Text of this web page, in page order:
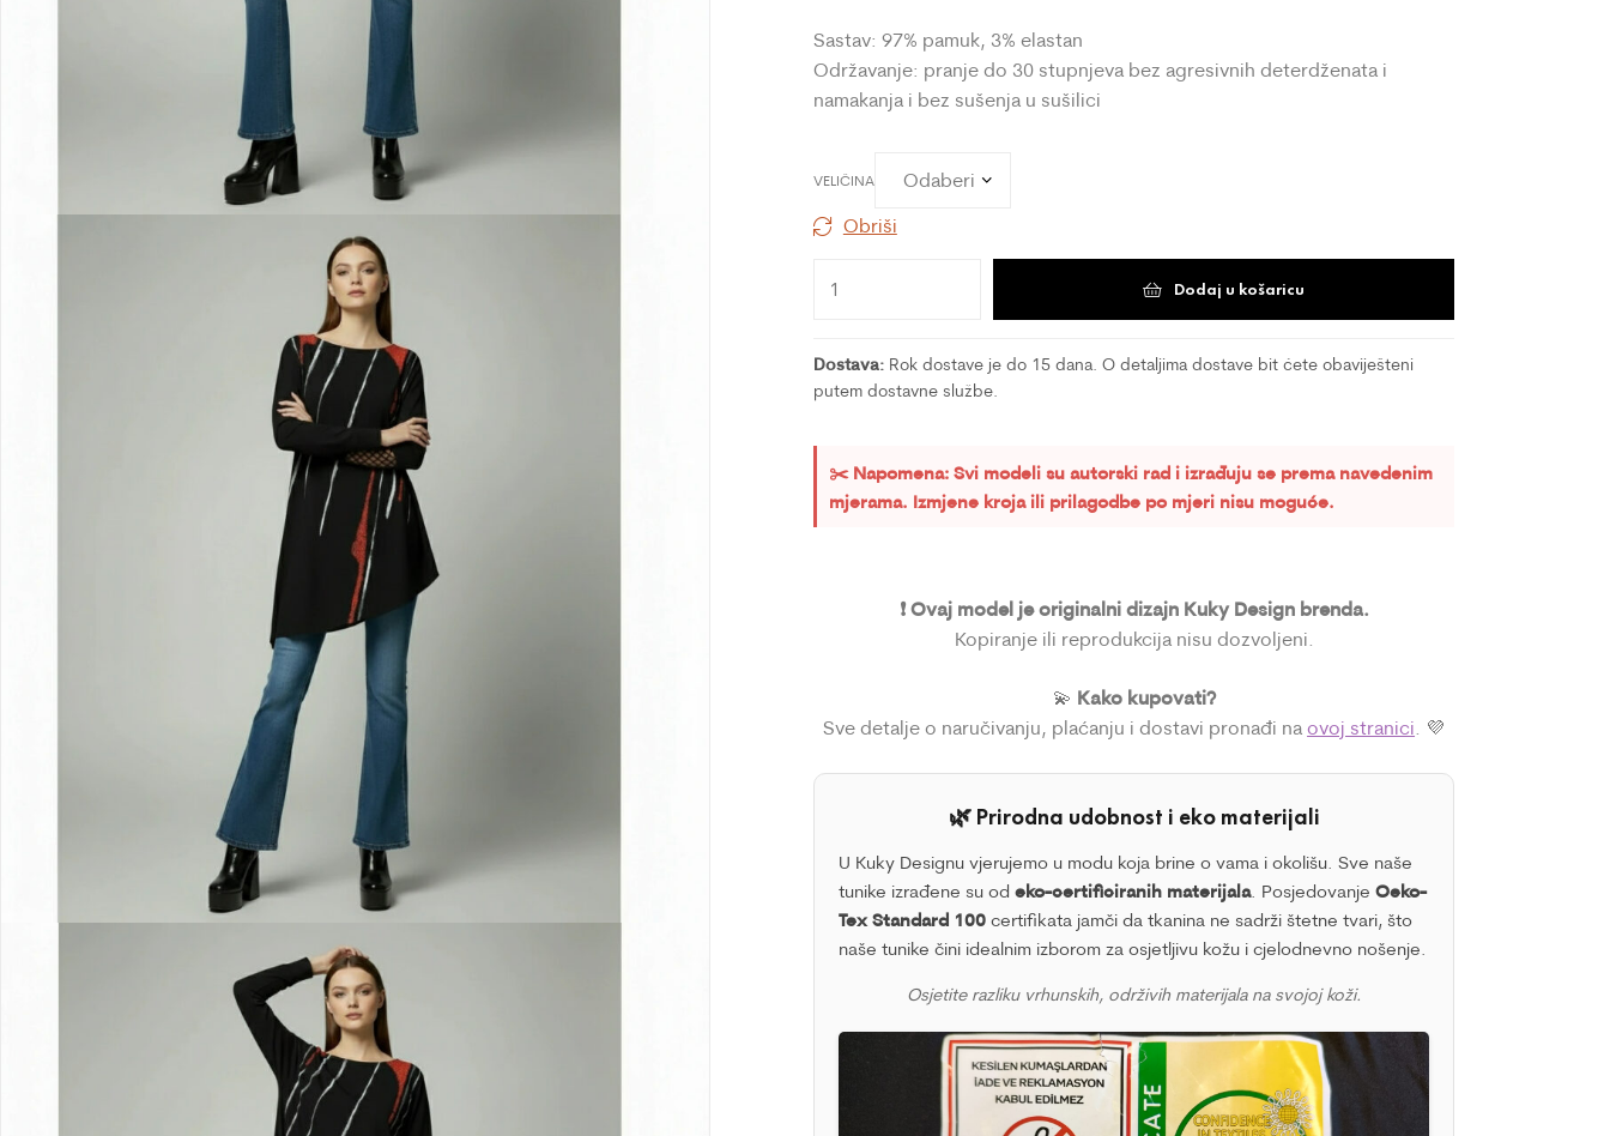
Sastav: 97% pamuk, 3% elastan
Održavanje: pranje do 30 stupnjeva bez agresivnih deterdženata i
namakanja i bez sušenja u sušilici
VELIČINA
Obriši
Dodaj u košaricu
Dostava: Rok dostave je do 15 dana. O detaljima dostave bit ćete obaviješteni
putem dostavne službe.
✂️ Napomena: Svi modeli su autorski rad i izrađuju se prema navedenim
mjerama. Izmjene kroja ili prilagodbe po mjeri nisu moguće.
❗ Ovaj model je originalni dizajn Kuky Design brenda.
Kopiranje ili reprodukcija nisu dozvoljeni.
💫 Kako kupovati?
Sve detalje o naručivanju, plaćanju i dostavi pronađi naovoj stranici . 💜
🌿 Prirodna udobnost i eko materijali
U Kuky Designu vjerujemo u modu koja brine o vama i okolišu. Sve naše
tunike izrađene su odeko-certificiranih materijala. PosjedovanjeOeko-
Tex Standard 100 certifikata jamči da tkanina ne sadrži štetne tvari, što
naše tunike čini idealnim izborom za osjetljivu kožu i cjelodnevno nošenje.
Osjetite razliku vrhunskih, održivih materijala na svojoj koži.